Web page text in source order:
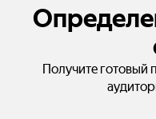
Получите готовый